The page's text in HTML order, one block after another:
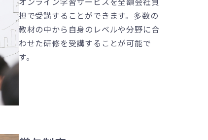
担で受講することができます。多数の
教材の中から自身のレベルや分野に合
わせた研修を受講することが可能で
す。